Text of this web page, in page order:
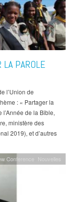
LA PAROLE
l’Union de
: « Partager la
l’Année de la Bible,
ministère des
2019), et d’autres
Conference Nouvelles